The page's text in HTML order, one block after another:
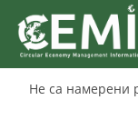
Не са намерени